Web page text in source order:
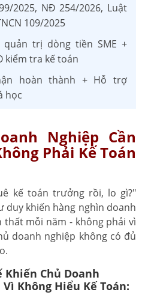
2025, NĐ 254/2026, Luật
109/2025
quản trị dòng tiền SME +
kiểm tra kế toán
hoàn thành + Hỗ trợ
học
Nghiệp Cần
Phải Kế Toán
kế toán trưởng rồi, lo gì?"
duy khiến hàng nghìn doanh
thất mỗi năm - không phải vì
doanh nghiệp không có đủ
Khiến Chủ Doanh
Không Hiểu Kế Toán: